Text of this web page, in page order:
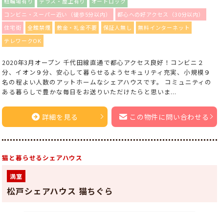
コンビニ・スーパー近い（徒歩5分以内）
都心への好アクセス（30分以内）
住宅街
全館禁煙 敷金・礼金不要 保証人無し
無料インターネット
テレワークOK
2020年3月オープン 千代田線直通で都心アクセス良好！コンビニ２
分、イオン９分、安心して暮らせるようセキュリティ充実、小規模９
名の程よい人数のアットホームなシェアハウスです。 コミュニティの
ある暮らしで豊かな毎日をお送りいただけたらと思いま...
詳細を見る この物件に問い合わせる
猫と暮らせるシェアハウス
満室
松戸シェアハウス 猫ちぐら